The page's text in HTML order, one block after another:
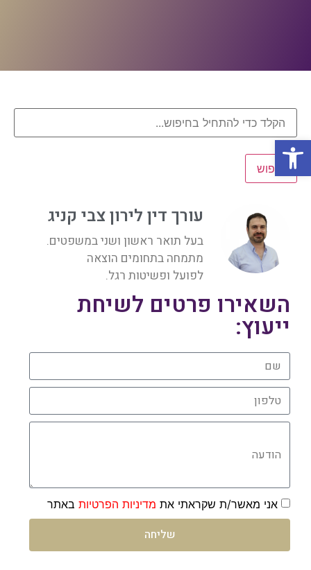
חיפוש
עורך דין לירון צבי קניג
בעל תואר ראשון ושני במשפטים.
מתמחה בתחומים הוצאה
לפועל ופשיטות רגל.
השאירו פרטים לשיחת
ייעוץ:
שם
טלפון
הודעה
אני מאשר/ת שקראתי את מדיניות הפרטיות באתר
שליחה
פתח סרגל נגישות